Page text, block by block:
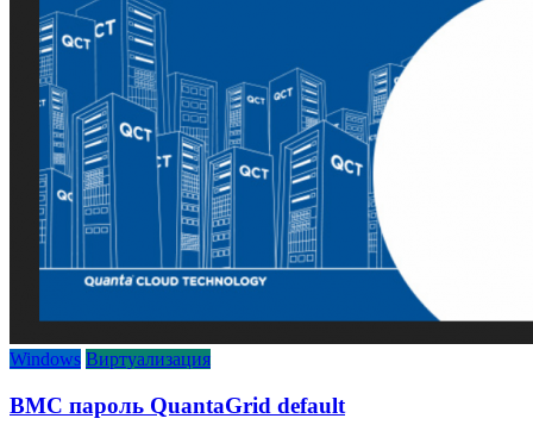
Windows Виртуализация
BMC пароль QuantaGrid default